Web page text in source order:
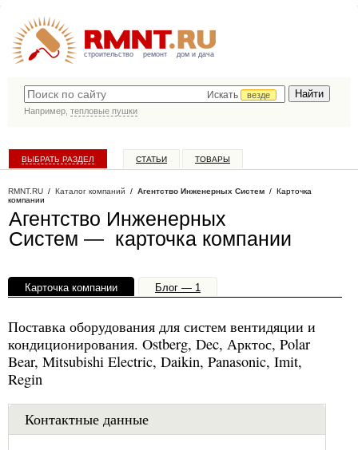
строительство ремонт дом и дача
Искать
везде
Например, тепловые пушки
ВЫБРАТЬ РАЗДЕЛ СТАТЬИ ТОВАРЫ
RMNT.RU / Каталог компаний / Агентство Инженерных Систем / Карточка
компании
Агентство Инженерных
Систем — карточка компании
Карточка компании
Блог — 1
Поставка оборудования для систем вентидяции и
кондиционирования. Ostberg, Dec, Арктос, Polar
Bear, Mitsubishi Electric, Daikin, Panasonic, Imit,
Regin
Контактные данные